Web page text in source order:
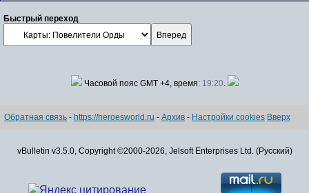
Быстрый переход
Часовой пояс GMT +4, время: 19:20.
Обратная связь - https://heroesworld.ru - Архив - Настройки cookies Вверх
vBulletin v3.5.0, Copyright ©2000-2026, Jelsoft Enterprises Ltd. (Русский)